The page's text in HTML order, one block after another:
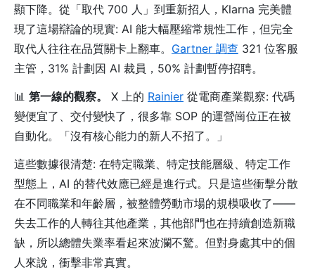
顯下降。從「取代 700 人」到重新招人，Klarna 完美體
現了這場辯論的現實: AI 能大幅壓縮常規性工作，但完全
取代人往往在品質關卡上翻車。 Gartner 調查 321 位客服
主管，31% 計劃因 AI 裁員，50% 計劃暫停招聘。
📊 第一線的觀察。 X 上的 Rainier 從電商產業觀察: 代碼
變便宜了、交付變快了，很多靠 SOP 的運營崗位正在被
自動化。「沒有核心能力的新人不招了。」
這些數據很清楚: 在特定職業、特定技能層級、特定工作
型態上，AI 的替代效應已經是進行式。只是這些衝擊分散
在不同職業和年齡層，被整體勞動市場的規模吸收了——
失去工作的人轉往其他產業，其他部門也在持續創造新職
缺，所以總體失業率看起來波瀾不驚。但對身處其中的個
人來說，衝擊非常真實。